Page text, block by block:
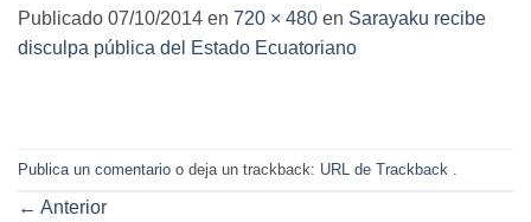
Publicado 07/10/2014 en 720 × 480 en Sarayaku recibe
disculpa pública del Estado Ecuatoriano
Publica un comentario o deja un trackback: URL de Trackback
← Anterior